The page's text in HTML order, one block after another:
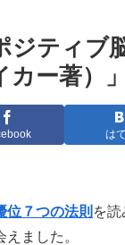
ジティブ
カー著
は
位７つの法則 を
ました。